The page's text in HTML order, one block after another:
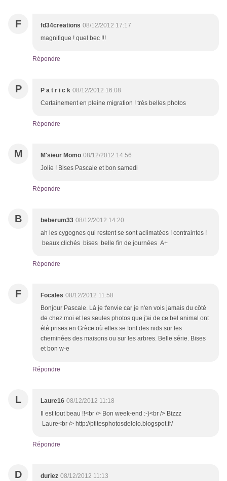
F fd34creations 08/12/2012 17:17
magnifique ! quel bec !!!
Répondre
P P a t r i c k 08/12/2012 16:08
Certainement en pleine migration ! trés belles photos
Répondre
M M'sieur Momo 08/12/2012 14:56
Jolie ! Bises Pascale et bon samedi
Répondre
B beberum33 08/12/2012 14:20
ah les cygognes qui restent se sont aclimatées ! contraintes !
beaux clichés bises belle fin de journées A+
Répondre
F Focales 08/12/2012 11:58
Bonjour Pascale. Là je t'envie car je n'en vois jamais du côté
de chez moi et les seules photos que j'ai de ce bel animal ont
été prises en Grèce où elles se font des nids sur les
cheminées des maisons ou sur les arbres. Belle série. Bises
et bon w-e
Répondre
L Laure16 08/12/2012 11:18
Il est tout beau !!<br /> Bon week-end :-)<br /> Bizzz
Laure<br /> http://ptitesphotosdelolo.blogspot.fr/
Répondre
D duriez 08/12/2012 11:13